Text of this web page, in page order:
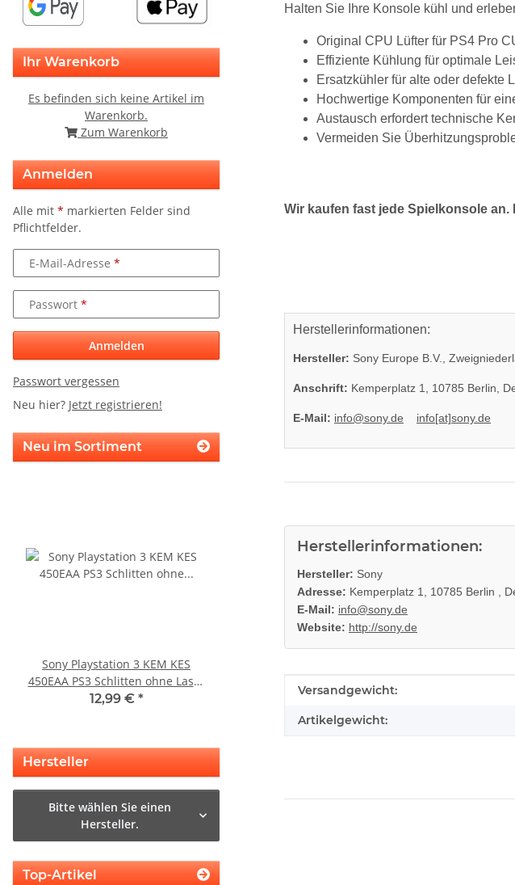
Halten Sie Ihre Konsole kühl und
Original CPU Lüfter für PS4 Pro
Effiziente Kühlung für optimale
Ersatzkühler für alte oder defekte
Hochwertige Komponenten für
Austausch erfordert technische
Vermeiden Sie
Wir kaufen fast jede Spielkonsole
Herstellerinformationen:
Hersteller: Sony Europe B.V.,
Anschrift: Kemperplatz 1, 10785 Berlin,
E-Mail: info@sony.de info[at]sony.de
Herstellerinformationen:
Hersteller: Sony
Adresse: Kemperplatz 1, 10785 Berlin ,
E-Mail: info@sony.de
Website: http://sony.de
Produkteigenschaft
Wert
Versandgewicht:
Artikelgewicht:
Ihr Warenkorb
Es befinden sich keine Artikel im
Warenkorb.
Zum Warenkorb
Anmelden
Alle mit * markierten Felder sind
Pflichtfelder.
E-Mail-Adresse
Passwort
Anmelden
Passwort vergessen
Neu hier? Jetzt registrieren!
Neu im Sortiment
Sony Playstation 3 KEM KES
450EAA PS3 Schlitten ohne Laser
Blu-Ray Laufwerk 320
12,99 € *
Slim
14,99 €*
Hersteller
Bitte wählen Sie einen
Hersteller.
Top-Artikel